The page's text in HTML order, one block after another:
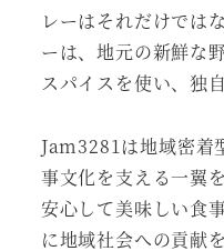
レーはそれだけでは
ーは、地元の新鮮な
スパイスを使い、独
Jam3281は地域密着
事文化を支える一翼
安心して美味しい食
に地域社会への貢献